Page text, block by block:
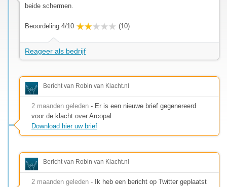
beide schermen.
Beoordeling 4/10 (10)
Reageer als bedrijf
Bericht van Robin van Klacht.nl
2 maanden geleden - Er is een nieuwe brief gegenereerd
voor de klacht over Arcopal
Download hier uw brief
Bericht van Robin van Klacht.nl
2 maanden geleden - Ik heb een bericht op Twitter geplaatst